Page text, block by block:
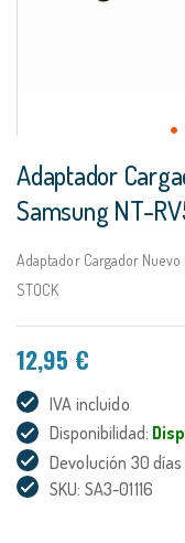
al
comienzo
de
galería
de
Adaptador
Samsung NT-
Adaptador Cargador Nuevo
STOCK
12,95 €
IVA incluido
Disponibilidad:
Devolución 30 días
SKU: SA3-01116